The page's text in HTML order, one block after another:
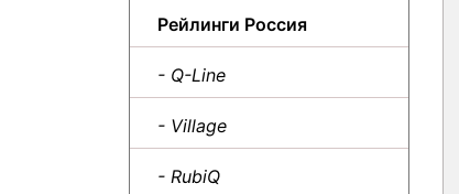
Рейлинги Россия
- Q-Line
- Village
- RubiQ